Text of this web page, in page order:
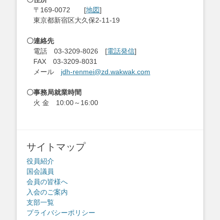
ョ〒169-0072 [地図]
東京都新宿区大久保2-11-19
〇連絡先
電話 03-3209-8026 [電話発信]
FAX 03-3209-8031
メール jdh-renmei@zd.wakwak.com
〇事務局就業時間
火 金 10:00～16:00
サイトマップ
役員紹介
国会議員
会員の皆様へ
入会のご案内
支部一覧
プライバシーポリシー